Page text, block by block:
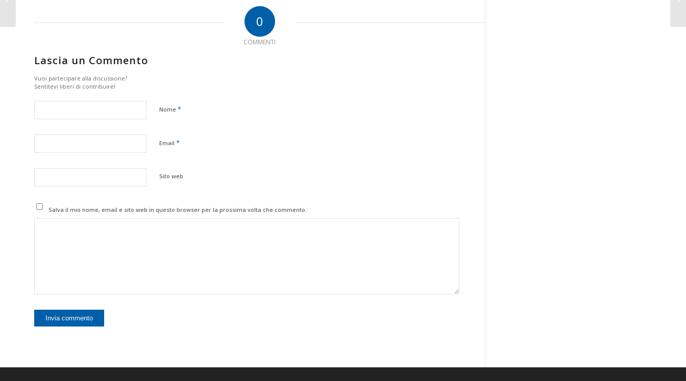
0
COMMENTI
Lascia un Commento
Vuoi partecipare alla discussione?
Sentitevi liberi di contribuire!
Nome *
Email *
Sito web
Salva il mio nome, email e sito web in questo browser per la prossima volta che commento.